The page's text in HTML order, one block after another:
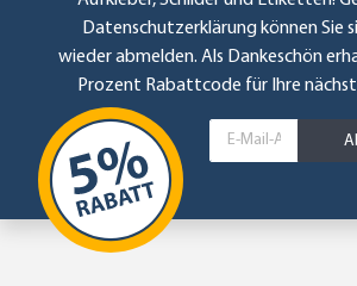
Datenschutzerklärungkönnen Sie
wieder abmelden. Als Dankeschön
Prozent Rabattcode für Ihre